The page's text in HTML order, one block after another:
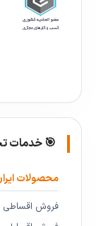
🎯 خدمات
محصولات
فروش اقساطی